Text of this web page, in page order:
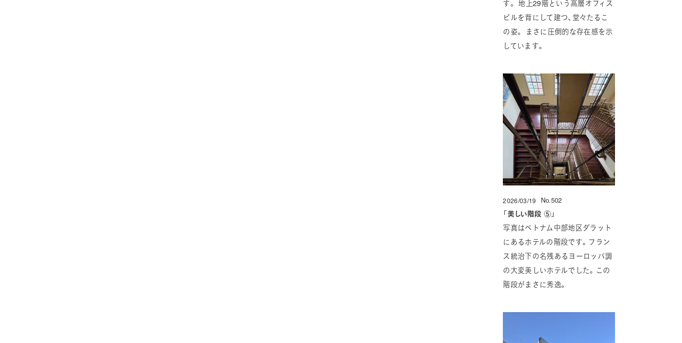
す。 地上29階という高層オフィス
ビルを背にして建つ、堂々たるこ
の姿。 まさに圧倒的な存在感を示
しています。
「 美しい階段 ⑤ 」
写真はベトナム中部地区ダラット
にあるホテルの階段です。フラン
ス統治下の名残あるヨーロッパ調
の大変美しいホテルでした。この
階段がまさに秀逸。
2026/03/19 No.502